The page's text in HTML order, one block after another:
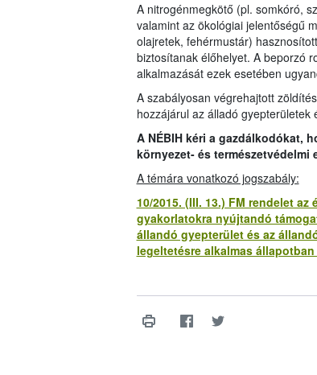
A nitrogénmegkötő (pl. somkóró,
valamint az ökológiai jelentőségű
olajretek, fehérmustár)
biztosítanak élőhelyet. A beporzó
alkalmazását ezek esetében
A szabályosan végrehajtott
hozzájárul az álladó
A NÉBIH kéri a gazdálkodókat,
környezet- és
A témára vonatkozó jogszabály:
10/2015. (III. 13.) FM rendelet
gyakorlatokra nyújtandó
állandó gyepterület és az
legeltetésre alkalmas